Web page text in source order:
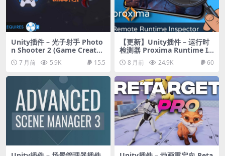
Unity插件 – 光子射手 Photo
n Shooter 2 (Game Creator
2) 7 月前 5.9K 15.5
【更新】Unity插件 – 运行时
检测器 Proxima Runtime In
spector + Console
8 月前 24.9K 60